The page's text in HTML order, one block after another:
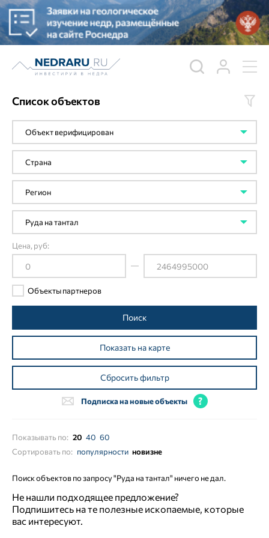
Список объектов
Цена, руб:
Объекты партнеров
Поиск
Показать на карте
Сбросить фильтр
Подписка на новые объекты
Показывать по: 20 40 60
Сортировать по: популярности новизне
Поиск объектов по запросу "Руда на тантал" ничего не дал.
Не нашли подходящее предложение?
Подпишитесь на те полезные ископаемые, которые
вас интересуют.